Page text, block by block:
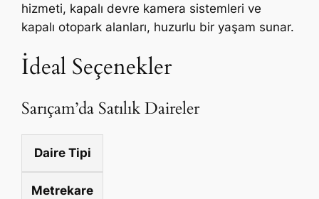
hizmeti, kapalı devre kamera sistemleri ve
kapalı otopark alanları, huzurlu bir yaşam sunar.
İdeal Seçenekler
Sarıçam’da Satılık Daireler
Daire Tipi
Metrekare